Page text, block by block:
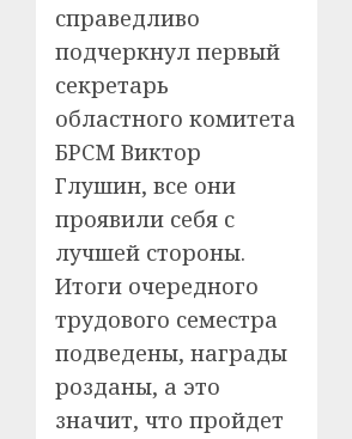
справедливо
подчеркнул первый
секретарь
областного комитета
БРСМ Виктор
Глушин, все они
проявили себя с
лучшей стороны.
Итоги очередного
трудового семестра
подведены, награды
розданы, а это
значит, что пройдет